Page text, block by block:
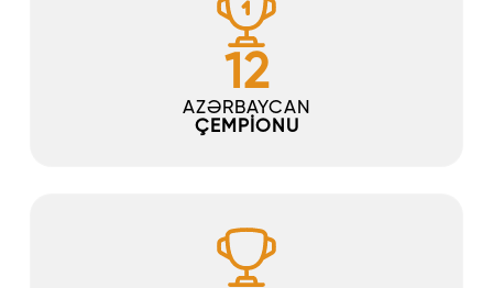
12
AZƏRBAYCAN
ÇEMPİONU